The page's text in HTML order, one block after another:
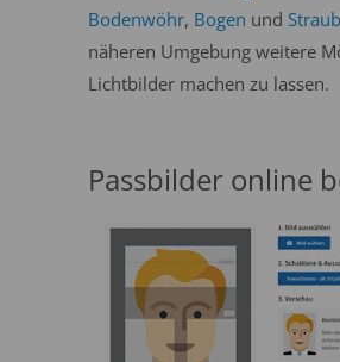
Bodenwöhr, Bogen und
näheren Umgebung weitere
Lichtbilder machen zu lassen.
Passbilder online